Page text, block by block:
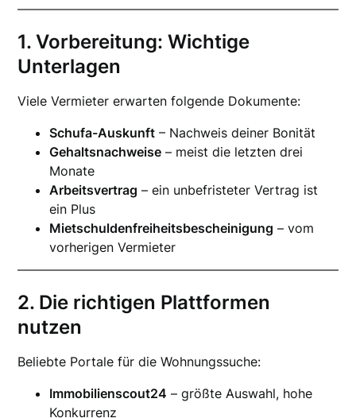
1. Vorbereitung: Wichtige
Unterlagen
Viele Vermieter erwarten folgende Dokumente:
Schufa-Auskunft – Nachweis deiner Bonität
Gehaltsnachweise – meist die letzten drei
Monate
Arbeitsvertrag – ein unbefristeter Vertrag ist
ein Plus
Mietschuldenfreiheitsbescheinigung – vom
vorherigen Vermieter
2. Die richtigen Plattformen
nutzen
Beliebte Portale für die Wohnungssuche:
Immobilienscout24 – größte Auswahl, hohe
Konkurrenz